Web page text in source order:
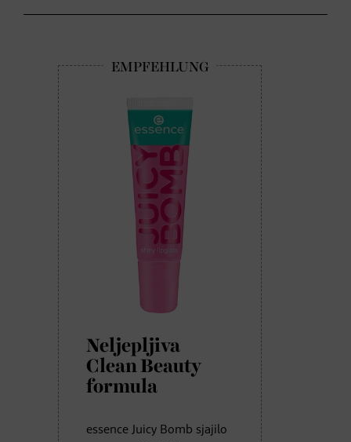
Neljepljiva
Clean Beauty
formula
essence Juicy Bomb sjajilo